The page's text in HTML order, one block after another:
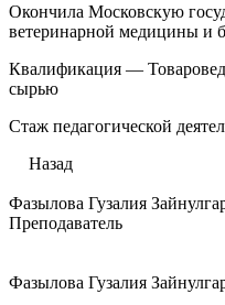
Окончила Московскую
ветеринарной медицины и
Квалификация —
сырью
Стаж педагогической
Назад
Фазылова Гузалия
Преподаватель
Фазылова Гузалия